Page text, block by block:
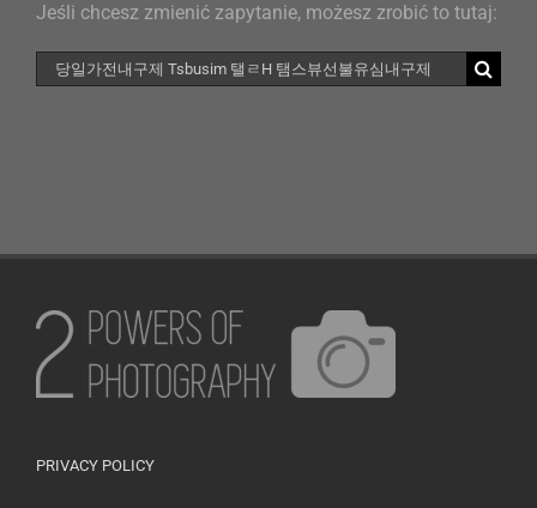
Jeśli chcesz zmienić zapytanie, możesz zrobić to tutaj:
Szukaj
PRIVACY POLICY